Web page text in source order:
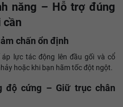
năng – Hỗ trợ đúng
cần
chấn ổn định
lực tác động lên đầu gối và cổ
hoặc khi bạn hãm tốc đột ngột.
độ cứng – Giữ trục chân